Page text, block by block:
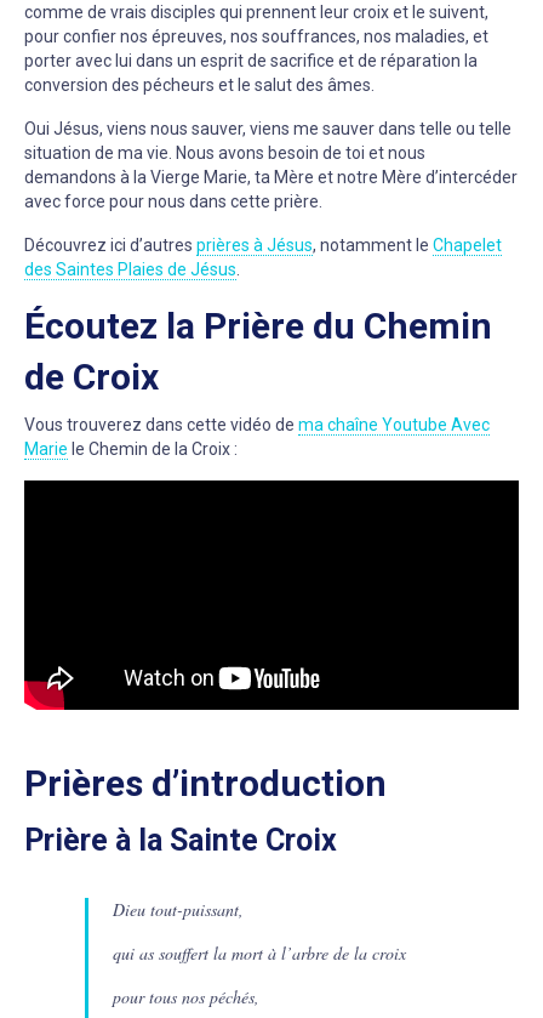
comme de vrais disciples qui prennent leur croix et le suivent,
pour confier nos épreuves, nos souffrances, nos maladies, et
porter avec lui dans un esprit de sacrifice et de réparation la
conversion des pécheurs et le salut des âmes.
Oui Jésus, viens nous sauver, viens me sauver dans telle ou telle
situation de ma vie. Nous avons besoin de toi et nous
demandons à la Vierge Marie, ta Mère et notre Mère d’intercéder
avec force pour nous dans cette prière.
Découvrez ici d’autres prières à Jésus, notamment le Chapelet
des Saintes Plaies de Jésus
Écoutez la Prière du Chemin
de Croix
Vous trouverez dans cette vidéo de ma chaîne Youtube Avec
Marie le Chemin de la Croix :
Prières d’introduction
Prière à la Sainte Croix
Dieu tout-puissant,
qui as souffert la mort à l’arbre de la croix
pour tous nos péchés,